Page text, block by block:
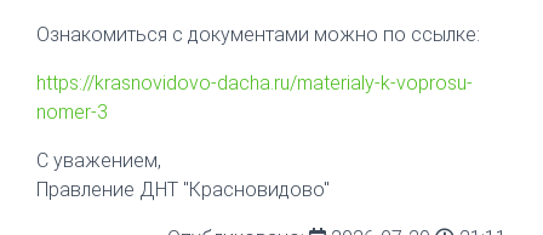
Ознакомиться с документами можно по ссылке:
https://krasnovidovo-dacha.ru/materialy-k-voprosu-
nomer-3
С уважением,
Правление ДНТ "Красновидово"